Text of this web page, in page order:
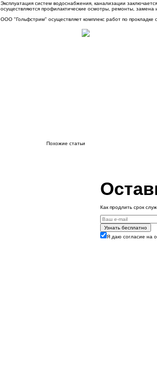
Эксплуатация систем водоснабжения, канализации
осуществляются профилактические осмотры, ремонты, замена
ООО "Гольфстрим" осуществляет комплекс работ по прокладке
Похожие статьи
Как продлить срок
Узнать бесплатно
Я даю согласие на